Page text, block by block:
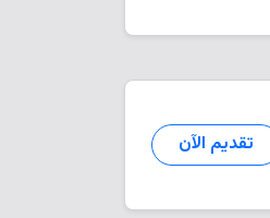
تقديم الآن